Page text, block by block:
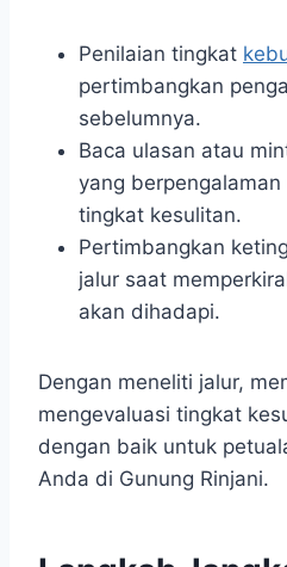
Penilaian tingkat
pertimbangkan
sebelumnya.
Baca ulasan atau
yang
tingkat kesulitan.
Pertimbangkan
jalur saat
akan dihadapi.
Dengan meneliti jalur,
mengevaluasi tingkat
dengan baik untuk
Anda di Gunung Rinjani.